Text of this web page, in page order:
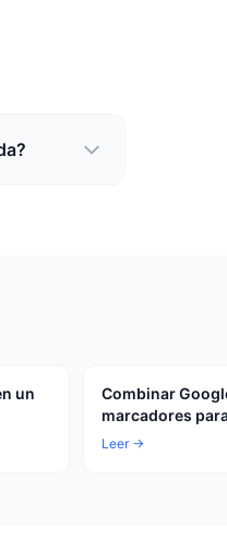
un
Combinar
marcadores
Leer →